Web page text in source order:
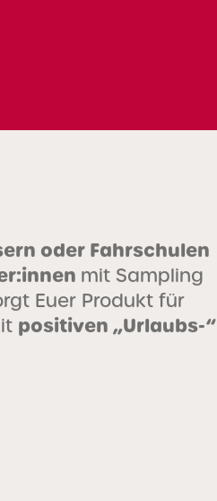
oder Fahrschulen
mit Sampling
Euer Produkt für
positiven „Urlaubs-“